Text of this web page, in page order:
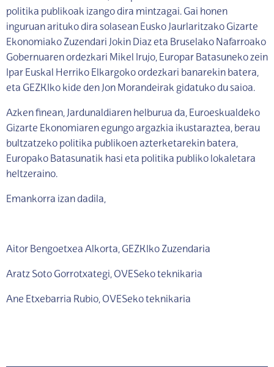
politika publikoak izango dira mintzagai. Gai honen
inguruan arituko dira solasean Eusko Jaurlaritzako Gizarte
Ekonomiako Zuzendari Jokin Diaz eta Bruselako Nafarroako
Gobernuaren ordezkari Mikel Irujo, Europar Batasuneko zein
Ipar Euskal Herriko Elkargoko ordezkari banarekin batera,
eta GEZKIko kide den Jon Morandeirak gidatuko du saioa.
Azken finean, Jardunaldiaren helburua da, Euroeskualdeko
Gizarte Ekonomiaren egungo argazkia ikustaraztea, berau
bultzatzeko politika publikoen azterketarekin batera,
Europako Batasunatik hasi eta politika publiko lokaletara
heltzeraino.
Emankorra izan dadila,
Aitor Bengoetxea Alkorta, GEZKIko Zuzendaria
Aratz Soto Gorrotxategi, OVESeko teknikaria
Ane Etxebarria Rubio, OVESeko teknikaria